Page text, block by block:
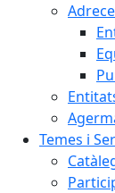
Temes i